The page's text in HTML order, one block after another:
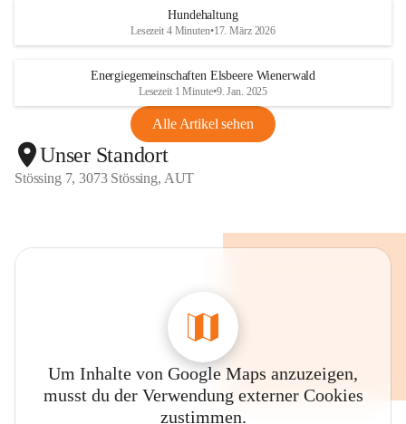
Hundehaltung
Lesezeit 4 Minuten•17. März 2026
Energiegemeinschaften Elsbeere Wienerwald
Lesezeit 1 Minute•9. Jan. 2025
Alle Artikel sehen
Unser Standort
Stössing 7, 3073 Stössing, AUT
Um Inhalte von Google Maps anzuzeigen,
musst du der Verwendung externer Cookies
zustimmen.